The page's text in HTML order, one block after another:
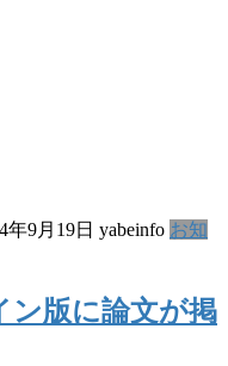
年9月19日 yabeinfo お知
ン版に論文が掲